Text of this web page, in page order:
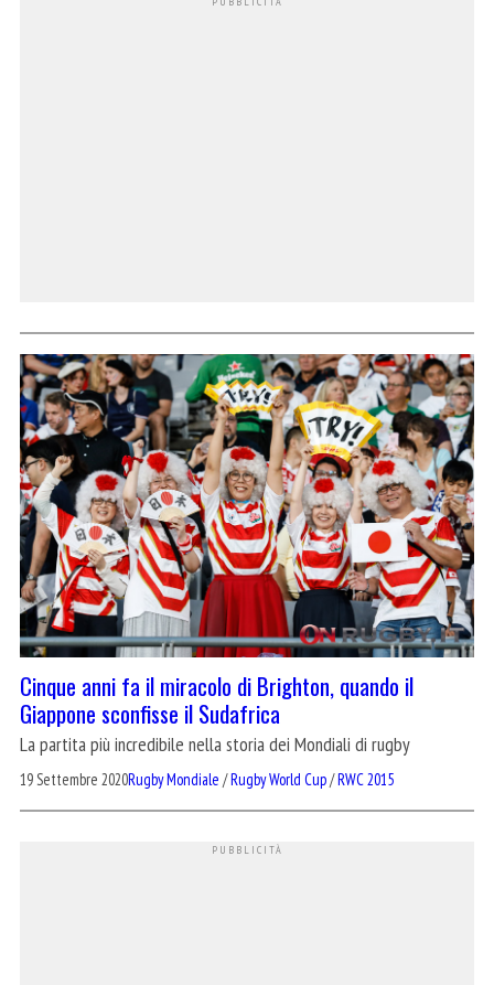
Cinque anni fa il miracolo di Brighton, quando il
Giappone sconfisse il Sudafrica
La partita più incredibile nella storia dei Mondiali di rugby
19 Settembre 2020Rugby Mondiale /Rugby World Cup/RWC 2015